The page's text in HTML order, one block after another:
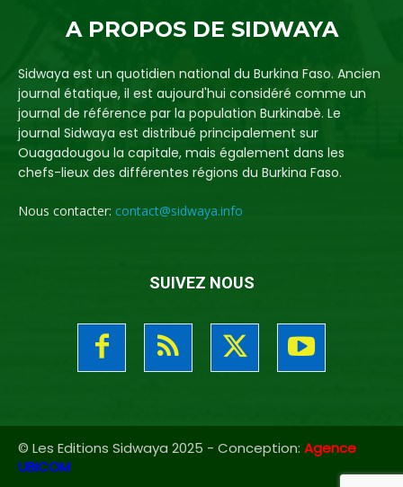
A PROPOS DE SIDWAYA
Sidwaya est un quotidien national du Burkina Faso. Ancien
journal étatique, il est aujourd'hui considéré comme un
journal de référence par la population Burkinabè. Le
journal Sidwaya est distribué principalement sur
Ouagadougou la capitale, mais également dans les
chefs-lieux des différentes régions du Burkina Faso.
Nous contacter: contact@sidwaya.info
SUIVEZ NOUS
© Les Editions Sidwaya 2025 - Conception: Agence
UBICOM